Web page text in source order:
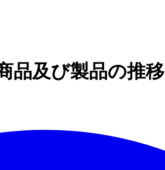
品及び製品の推移